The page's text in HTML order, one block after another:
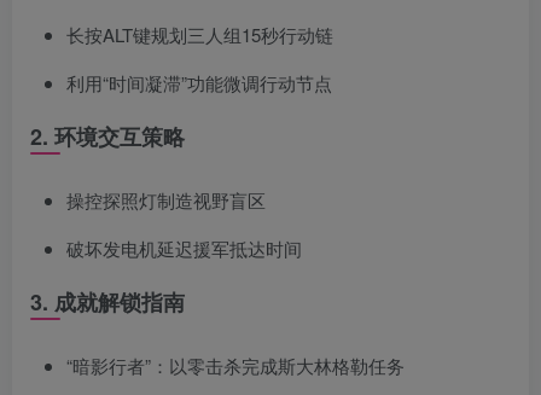
长按ALT键规划三人组15秒行动链
利用“时间凝滞”功能微调行动节点
2. 环境交互策略
操控探照灯制造视野盲区
破坏发电机延迟援军抵达时间
3. 成就解锁指南
“暗影行者”：以零击杀完成斯大林格勒任务